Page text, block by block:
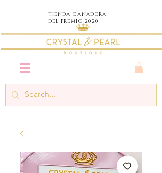
TIENDA GANADORA
DEL PREMIO 2020